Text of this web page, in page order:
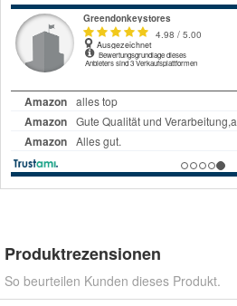
Produktrezensionen
So beurteilen Kunden dieses Produkt.